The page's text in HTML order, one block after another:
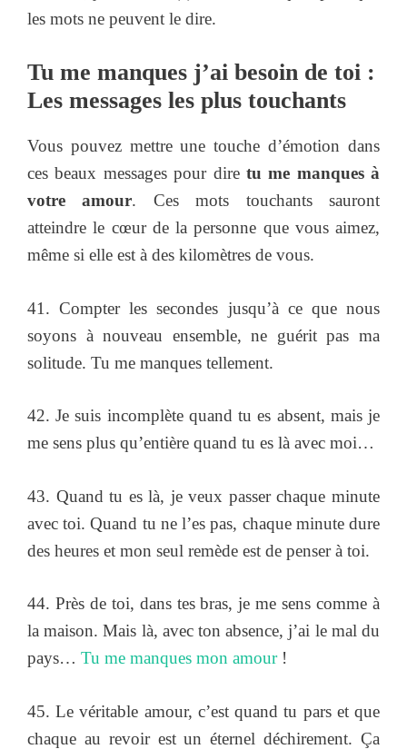
les mots ne peuvent le dire.
Tu me manques j’ai besoin de toi :
Les messages les plus touchants
Vous pouvez mettre une touche d’émotion dans
ces beaux messages pour diretu me manques à
votre amour. Ces mots touchants sauront
atteindre le cœur de la personne que vous aimez,
même si elle est à des kilomètres de vous.
41. Compter les secondes jusqu’à ce que nous
soyons à nouveau ensemble, ne guérit pas ma
solitude. Tu me manques tellement.
42. Je suis incomplète quand tu es absent, mais je
me sens plus qu’entière quand tu es là avec moi…
43. Quand tu es là, je veux passer chaque minute
avec toi. Quand tu ne l’es pas, chaque minute dure
des heures et mon seul remède est de penser à toi.
44. Près de toi, dans tes bras, je me sens comme à
la maison. Mais là, avec ton absence, j’ai le mal du
pays… Tu me manques mon amour!
45. Le véritable amour, c’est quand tu pars et que
chaque au revoir est un éternel déchirement. Ça